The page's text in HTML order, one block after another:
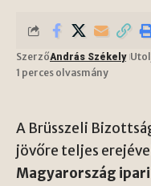
SzerzőAndrás Székely
1 perces olvasmány
A Brüsszeli
jövőre teljes
Magyarország